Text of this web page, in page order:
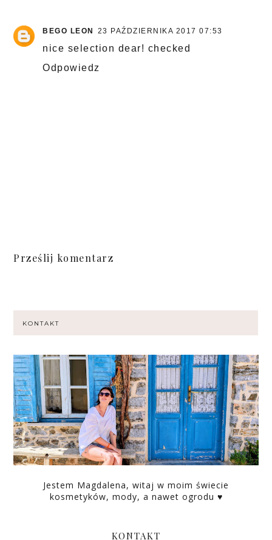
BEGO LEON 23 PAŹDZIERNIKA 2017 07:53
nice selection dear! checked
Odpowiedz
Prześlij komentarz
KONTAKT
Jestem Magdalena, witaj w moim świecie
kosmetyków, mody, a nawet ogrodu ♥
KONTAKT